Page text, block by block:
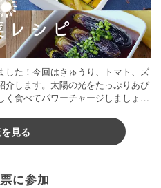
した！今回はきゅうり、トマト、ズ
介します。太陽の光をたっぷりあび
く食べてパワーチャージしましょう
見る
に参加